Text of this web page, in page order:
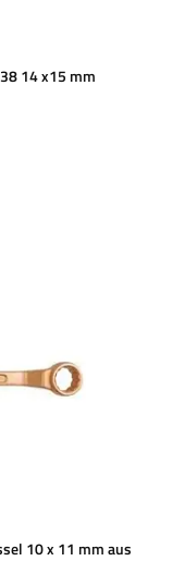
14 x15 mm
10 x 11 mm aus